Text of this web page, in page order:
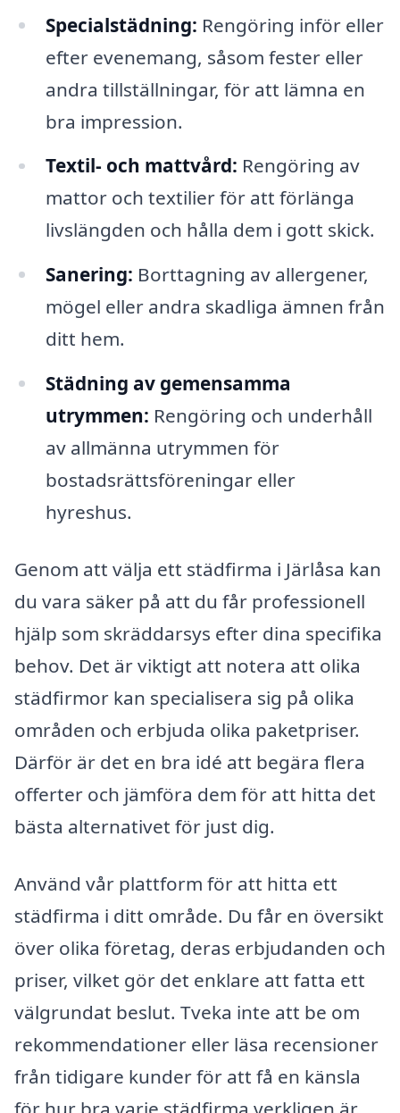
Specialstädning: Rengöring inför eller
efter evenemang, såsom fester eller
andra tillställningar, för att lämna en
bra impression.
Textil- och mattvård: Rengöring av
mattor och textilier för att förlänga
livslängden och hålla dem i gott skick.
Sanering: Borttagning av allergener,
mögel eller andra skadliga ämnen från
ditt hem.
Städning av gemensamma
utrymmen: Rengöring och underhåll
av allmänna utrymmen för
bostadsrättsföreningar eller
hyreshus.
Genom att välja ett städfirma i Järlåsa kan
du vara säker på att du får professionell
hjälp som skräddarsys efter dina specifika
behov. Det är viktigt att notera att olika
städfirmor kan specialisera sig på olika
områden och erbjuda olika paketpriser.
Därför är det en bra idé att begära flera
offerter och jämföra dem för att hitta det
bästa alternativet för just dig.
Använd vår plattform för att hitta ett
städfirma i ditt område. Du får en översikt
över olika företag, deras erbjudanden och
priser, vilket gör det enklare att fatta ett
välgrundat beslut. Tveka inte att be om
rekommendationer eller läsa recensioner
från tidigare kunder för att få en känsla